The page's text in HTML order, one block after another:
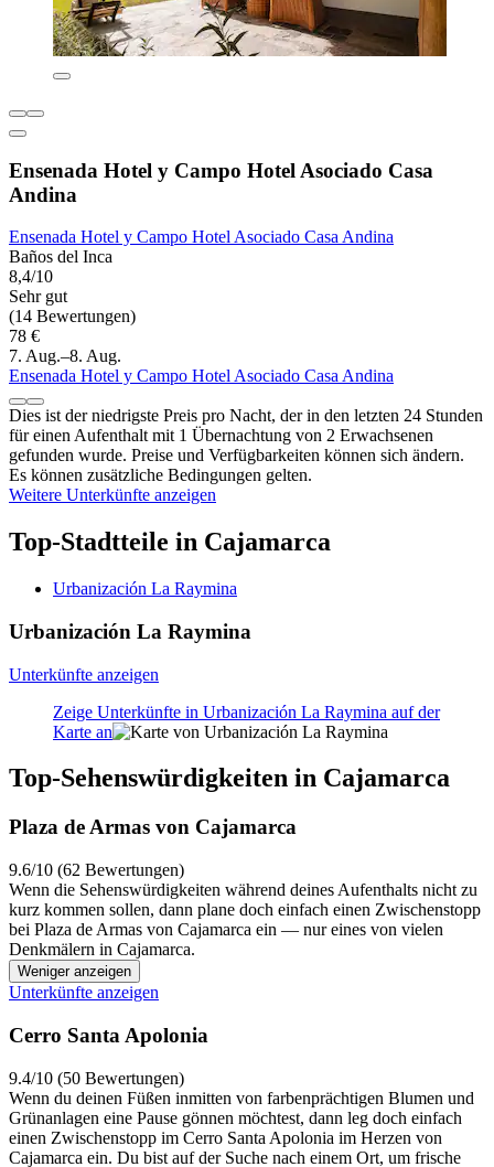
Ensenada Hotel y Campo Hotel Asociado Casa
Andina
Ensenada Hotel y Campo Hotel Asociado Casa Andina
Baños del Inca
8,4/10
Sehr gut
(14 Bewertungen)
78 €
7. Aug.–8. Aug.
Ensenada Hotel y Campo Hotel Asociado Casa Andina
Dies ist der niedrigste Preis pro Nacht, der in den letzten 24 Stunden
für einen Aufenthalt mit 1 Übernachtung von 2 Erwachsenen
gefunden wurde. Preise und Verfügbarkeiten können sich ändern.
Es können zusätzliche Bedingungen gelten.
Weitere Unterkünfte anzeigen
Top-Stadtteile in Cajamarca
Urbanización La Raymina
Urbanización La Raymina
Unterkünfte anzeigen
Zeige Unterkünfte in Urbanización La Raymina auf der
Karte an
Top-Sehenswürdigkeiten in Cajamarca
Plaza de Armas von Cajamarca
9.6/10 (62 Bewertungen)
Wenn die Sehenswürdigkeiten während deines Aufenthalts nicht zu
kurz kommen sollen, dann plane doch einfach einen Zwischenstopp
bei Plaza de Armas von Cajamarca ein — nur eines von vielen
Denkmälern in Cajamarca.
Weniger anzeigen
Unterkünfte anzeigen
Cerro Santa Apolonia
9.4/10 (50 Bewertungen)
Wenn du deinen Füßen inmitten von farbenprächtigen Blumen und
Grünanlagen eine Pause gönnen möchtest, dann leg doch einfach
einen Zwischenstopp im Cerro Santa Apolonia im Herzen von
Cajamarca ein. Du bist auf der Suche nach einem Ort, um frische